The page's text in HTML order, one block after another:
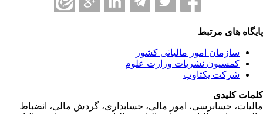
های مرتبط
سازمان امور مالياتی کشور
کمسیون نشریات وزارت علوم
شرکت یکتاوب
کلیدی
حسابرسی، امور مالی، حسابداری، گردش مالی، انضباط